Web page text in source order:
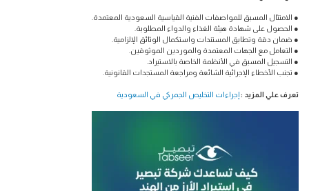
● الامتثال المسبق للمواصفات الفنية القياسية السعودية المعتمدة.
● الحصول على شهادة هيئة الغذاء والدواء المطلوبة.
● ضمان دقة وتطابق المستندات واستكمال الوثائق الإلزامية.
● التعامل مع الجهات المعتمدة والموردين الموثوقين.
● التسجيل المسبق في الأنظمة الخاصة بالاستيراد.
● تجنب الأخطاء الإجرائية الشائعة ومراجعة المستجدات القانونية.
تعرف علي المزيد :إجراءات التخليص الجمركي في السعودية